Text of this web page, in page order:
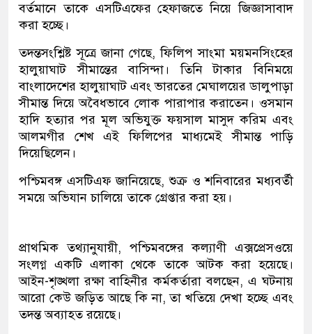
বর্তমানে তাকে এসটিএফের হেফাজতে নিয়ে জিজ্ঞাসাবাদ
করা হচ্ছে।
তদন্তসংশ্লিষ্ট সূত্রে জানা গেছে, ফিলিপ সাংমা ময়মনসিংহের
হালুয়াঘাট সীমান্তের বাসিন্দা। তিনি টাকার বিনিময়ে
বাংলাদেশের হালুয়াঘাট এবং ভারতের মেঘালয়ের ডালুপাড়া
সীমান্ত দিয়ে অবৈধভাবে লোক পারাপার করাতেন। ওসমান
হাদি হত্যার পর মূল অভিযুক্ত ফয়সাল মাসুদ করিম এবং
আলমগীর শেখ এই ফিলিপের মাধ্যমেই সীমান্ত পাড়ি
দিয়েছিলেন।
পশ্চিমবঙ্গ এসটিএফ জানিয়েছে, শুক্র ও শনিবারের মধ্যবর্তী
সময়ে অভিযান চালিয়ে তাকে গ্রেপ্তার করা হয়।
প্রাথমিক তথ্যানুযায়ী, পশ্চিমবঙ্গের কল্যাণী এক্সপ্রেসওয়ে
সংলগ্ন একটি এলাকা থেকে তাকে আটক করা হয়েছে।
আইন-শৃঙ্খলা রক্ষা বাহিনীর কর্মকর্তারা বলছেন, এ ঘটনায়
আরো কেউ জড়িত আছে কি না, তা খতিয়ে দেখা হচ্ছে এবং
তদন্ত অব্যাহত রয়েছে।